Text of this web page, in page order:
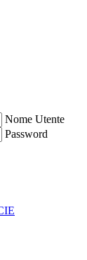
Nome Utente
Password